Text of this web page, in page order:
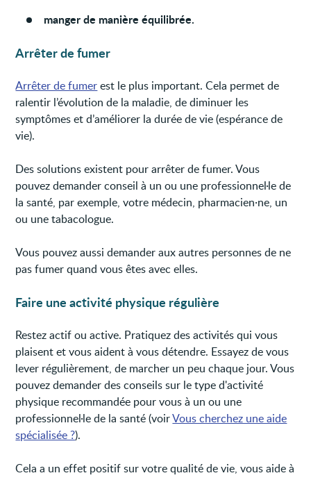
manger de manière équilibrée.
Arrêter de fumer
Arrêter de fumerest le plus important. Cela permet de
ralentir l’évolution de la maladie, de diminuer les
symptômes et d’améliorer la durée de vie (espérance de
vie).
Des solutions existent pour arrêter de fumer. Vous
pouvez demander conseil à un ou une professionnel·le de
la santé, par exemple, votre médecin, pharmacien·ne, un
ou une tabacologue.
Vous pouvez aussi demander aux autres personnes de ne
pas fumer quand vous êtes avec elles.
Faire une activité physique régulière
Restez actif ou active. Pratiquez des activités qui vous
plaisent et vous aident à vous détendre. Essayez de vous
lever régulièrement, de marcher un peu chaque jour. Vous
pouvez demander des conseils sur le type d'activité
physique recommandée pour vous à un ou une
professionnel·le de la santé (voirVous cherchez une aide
spécialisée ?).
Cela a un effet positif sur votre qualité de vie, vous aide à